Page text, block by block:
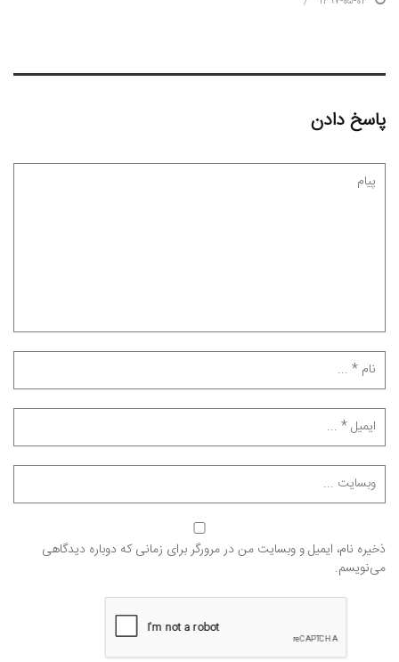
پاسخ دادن
ذخیره نام، ایمیل و وبسایت من در مرورگر برای زمانی که دوباره دیدگاهی
می‌نویسم.